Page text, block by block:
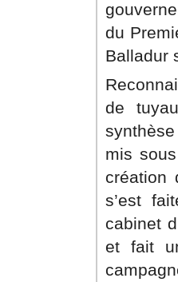
du
Balladur
de
mis
création
s’est
cabinet
et fait